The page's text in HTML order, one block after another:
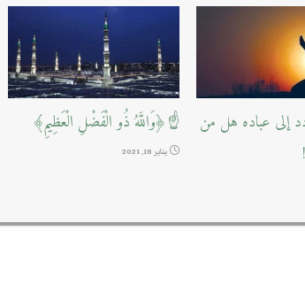
إلى عباده هل من
☝﴿وَاللَّهُ ذُو الْفَضْلِ الْعَظِيمِ﴾
يناير 18, 2021